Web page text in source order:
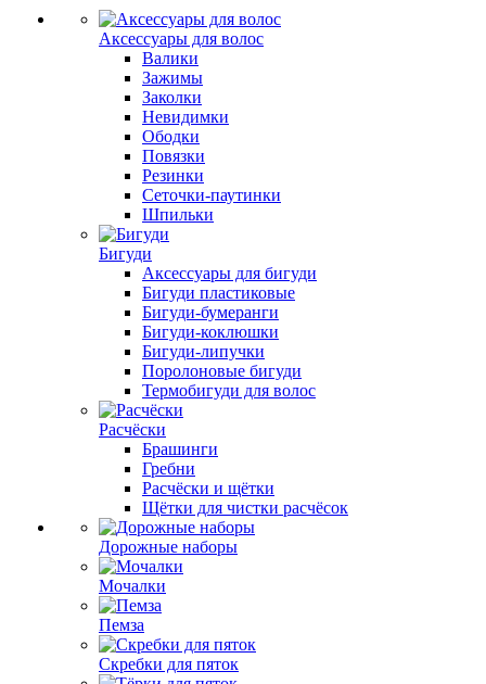
Аксессуары для волос
Валики
Зажимы
Заколки
Невидимки
Ободки
Повязки
Резинки
Сеточки-паутинки
Шпильки
Бигуди
Аксессуары для бигуди
Бигуди пластиковые
Бигуди-бумеранги
Бигуди-коклюшки
Бигуди-липучки
Поролоновые бигуди
Термобигуди для волос
Расчёски
Брашинги
Гребни
Расчёски и щётки
Щётки для чистки расчёсок
Дорожные наборы
Мочалки
Пемза
Скребки для пяток